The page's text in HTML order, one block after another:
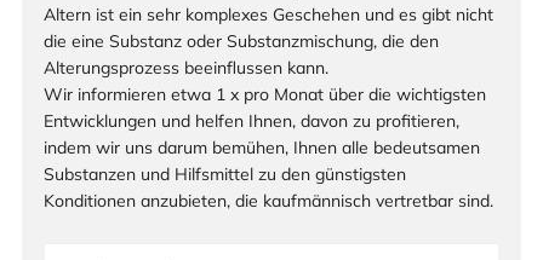
Altern ist ein sehr komplexes Geschehen und es gibt nicht
die eine Substanz oder Substanzmischung, die den
Alterungsprozess beeinflussen kann.
Wir informieren etwa 1 x pro Monat über die wichtigsten
Entwicklungen und helfen Ihnen, davon zu profitieren,
indem wir uns darum bemühen, Ihnen alle bedeutsamen
Substanzen und Hilfsmittel zu den günstigsten
Konditionen anzubieten, die kaufmännisch vertretbar sind.